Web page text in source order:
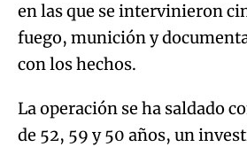
en las que se intervinieron
fuego, munición y
con los hechos.
La operación se ha saldado
de 52, 59 y 50 años, un